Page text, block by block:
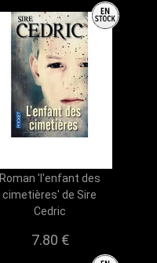
Roman 'l'enfant des
cimetières' de Sire
Cedric
7.80 €